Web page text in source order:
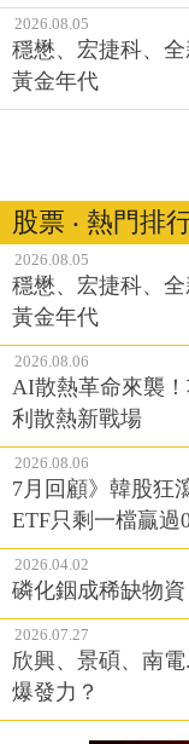
2026.08.05
穩懋、宏捷科、
黃金年代
股票 ‧ 熱門排
2026.08.05
穩懋、宏捷科、
黃金年代
2026.08.06
AI散熱革命來襲
利散熱新戰場
2026.08.06
7月回顧》韓股狂
ETF只剩一檔贏過
2026.04.02
磷化銦成稀缺物
2026.07.27
欣興、景碩、南
爆發力？